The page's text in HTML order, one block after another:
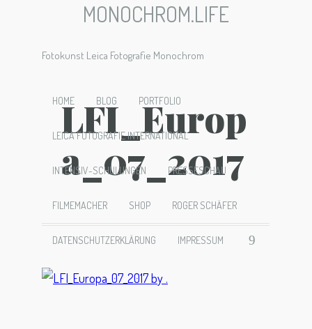
MONOCHROM.LIFE
Fotokunst Leica Fotografie Monochrom
HOME BLOG PORTFOLIO
LEICA FOTOGRAFIE INTERNATIONAL
INTENSIV-SCHULUNGEN PRESSESCHAU
FILMEMACHER SHOP ROGER SCHÄFER
DATENSCHUTZERKLÄRUNG IMPRESSUM
LFI_Europ
a_07_2017